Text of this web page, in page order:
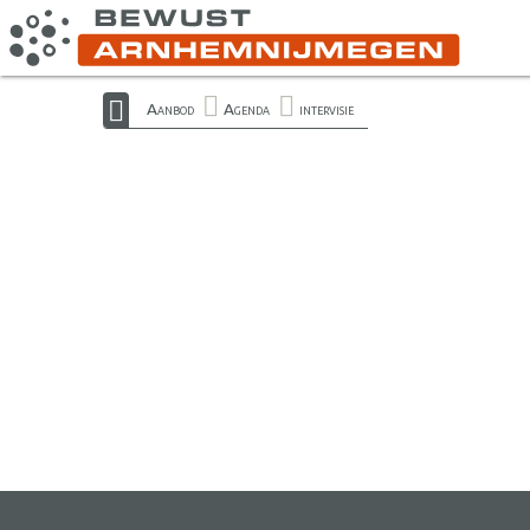
Aanbod Agenda intervisie